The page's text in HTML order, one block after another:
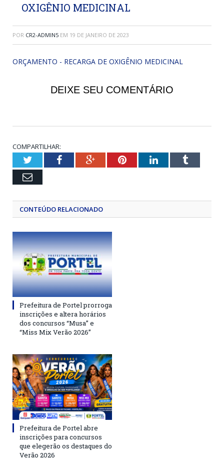
OXIGÊNIO MEDICINAL
POR CR2-ADMIN5 EM 19 DE JANEIRO DE 2023
ORÇAMENTO - RECARGA DE OXIGÊNIO MEDICINAL
DEIXE SEU COMENTÁRIO
COMPARTILHAR:
TwitterFacebookGoogle+PinterestLinkedInTumblr
Email
CONTEÚDO RELACIONADO
Prefeitura de Portel prorroga
inscrições e altera horários
dos concursos “Musa” e
“Miss Mix Verão 2026”
Prefeitura de Portel abre
inscrições para concursos
que elegerão os destaques do
Verão 2026